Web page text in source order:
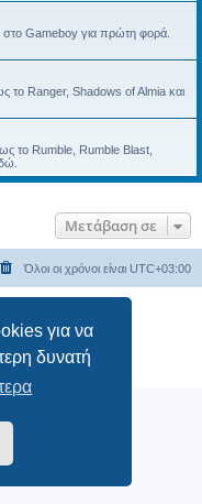
για να
δυνατή
στο Gameboy για πρώτη φορά.
το Ranger, Shadows of Almia και
το Rumble, Rumble Blast,
Μετάβαση σε
Όλοι οι χρόνοι είναι UTC+03:00